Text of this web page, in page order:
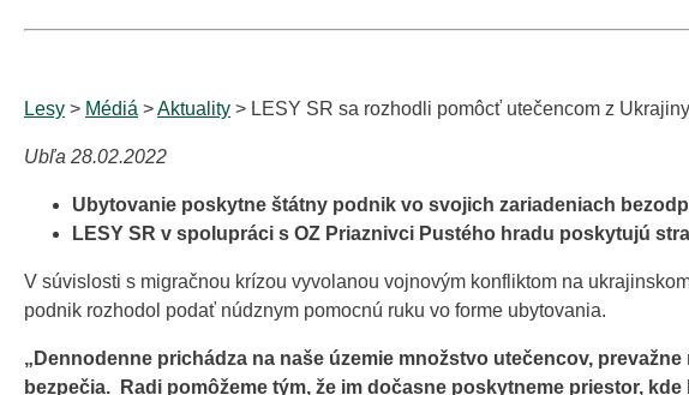
Lesy > Médiá >Aktuality > LESY SR sa rozhodli pomôcť utečencom z Ukrajiny
Ubľa 28.02.2022
Ubytovanie poskytne štátny podnik vo svojich zariadeniach
LESY SR v spolupráci s OZ Priaznivci Pustého hradu poskytujú
V súvislosti s migračnou krízou vyvolanou vojnovým konfliktom na
podnik rozhodol podať núdznym pomocnú ruku vo forme ubytovania.
„Dennodenne prichádza na naše územie množstvo utečencov,
bezpečia. Radi pomôžeme tým, že im dočasne poskytneme priestor,